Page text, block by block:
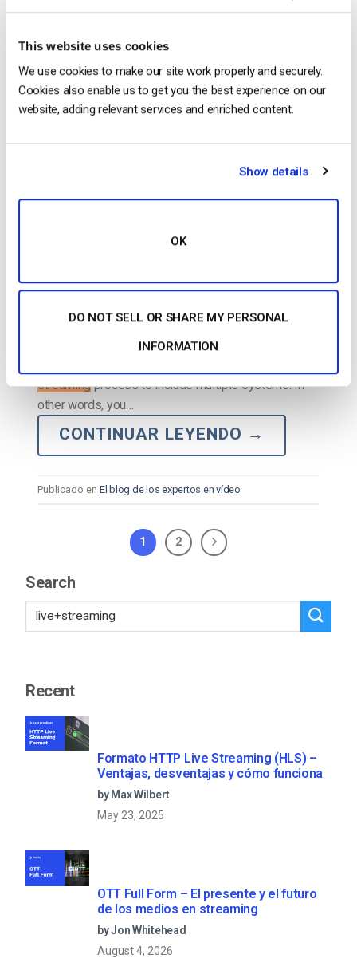
This website uses cookies
We use cookies to make our site work properly and securely.
Cookies also enable us to get you the best experience on our
website, adding relevant services and enriched content.
Show details
OK
DO NOT SELL OR SHARE MY PERSONAL
INFORMATION
vídeo
plataformas simultáneamente [2024
Update]
PUBLICADO ELFEBRUARY 11, 2026
, imaginestreamingthe same retransmisión en
directo a YouTube, Twitch y LinkedIn
streamingprocess to include multiple systems. In
other words, you…
CONTINUAR LEYENDO →
Publicado en El blog de los expertos en vídeo
1 2
Search
Recent
Formato HTTP Live Streaming (HLS) –
Ventajas, desventajas y cómo funciona
by Max Wilbert
May 23, 2025
OTT Full Form – El presente y el futuro
de los medios en streaming
by Jon Whitehead
August 4, 2026